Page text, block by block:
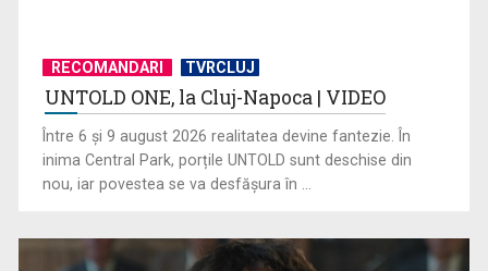
(P) 7 produse pe care să NU le expediezi niciodată fără folie
cu bule
RECOMANDARI TVRCLUJ
UNTOLD ONE, la Cluj-Napoca | VIDEO
Între 6 și 9 august 2026 realitatea devine fantezie. În
inima Central Park, porțile UNTOLD sunt deschise din
nou, iar povestea se va desfășura în ...